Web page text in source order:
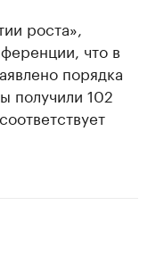
роста»,
что в
порядка
получили 102